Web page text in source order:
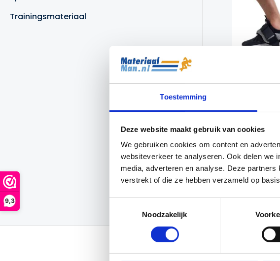
9,3
Toestemming
Deze website maakt gebruik van cookies
We gebruiken cookies om content en
websiteverkeer te analyseren. Ook delen we
media, adverteren en analyse. Deze
verstrekt of die ze hebben verzameld op
Noodzakelijk
Trainingsmateriaal
NIET
€19.99 €